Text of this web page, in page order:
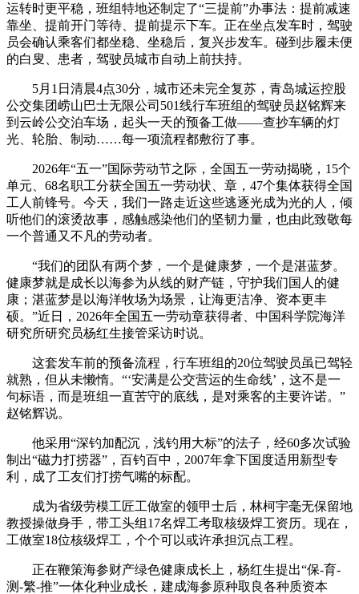
运转时更平稳，班组特地还制定了“三提前”办事法：提前减速
靠坐、提前开门等待、提前提示下车。正在坐点发车时，驾驶
员会确认乘客们都坐稳、坐稳后，复兴步发车。碰到步履未便
的白叟、患者，驾驶员城市自动上前扶持。
5月1日清晨4点30分，城市还未完全复苏，青岛城运控股
公交集团崂山巴士无限公司501线行车班组的驾驶员赵铭辉来
到云岭公交泊车场，起头一天的预备工做——查抄车辆的灯
光、轮胎、制动……每一项流程都敷衍了事。
2026年“五一”国际劳动节之际，全国五一劳动揭晓，15个
单元、68名职工分获全国五一劳动状、章，47个集体获得全国
工人前锋号。今天，我们一路走近这些逃逐光成为光的人，倾
听他们的滚烫故事，感触感染他们的坚韧力量，也由此致敬每
一个普通又不凡的劳动者。
“我们的团队有两个梦，一个是健康梦，一个是湛蓝梦。
健康梦就是成长以海参为从线的财产链，守护我们国人的健
康；湛蓝梦是以海洋牧场为场景，让海更洁净、资本更丰
硕。”近日，2026年全国五一劳动章获得者、中国科学院海洋
研究所研究员杨红生接管采访时说。
这套发车前的预备流程，行车班组的20位驾驶员虽已驾轻
就熟，但从未懒惰。“‘安满是公交营运的生命线’，这不是一
句标语，而是班组一直苦守的底线，是对乘客的主要许诺。”
赵铭辉说。
他采用“深钓加配沉，浅钓用大标”的法子，经60多次试验
制出“磁力打捞器”，百钓百中，2007年拿下国度适用新型专
利，成了工友们打捞气嘴的标配。
成为省级劳模工匠工做室的领甲士后，林柯宇毫无保留地
教授操做身手，带工头组17名焊工考取核级焊工资历。现在，
工做室18位核级焊工，个个可以或许承担沉点工程。
正在鞭策海参财产绿色健康成长上，杨红生提出“保-育-
测-繁-推”一体化种业成长，建成海参原种取良各种质资本